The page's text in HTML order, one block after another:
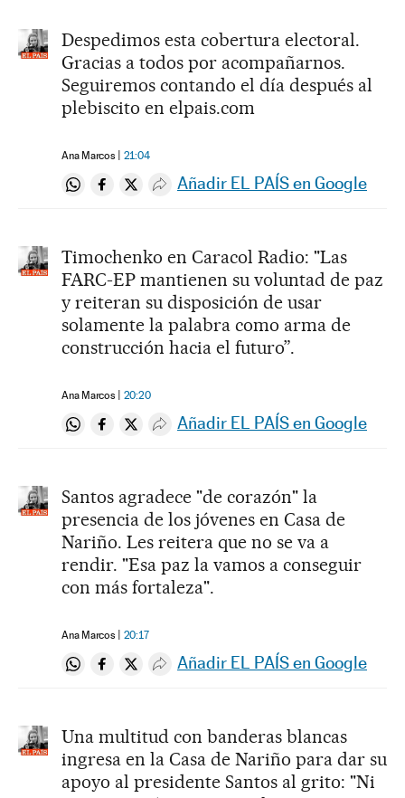
Despedimos esta cobertura electoral.
Gracias a todos por acompañarnos.
Seguiremos contando el día después al
plebiscito en elpais.com
Ana Marcos 21:04
Compartir en Whatsapp
Compartir en Facebook
Compartir en Twitter
Desplegar Redes Sociales
Añadir EL PAÍS en Google
Timochenko en Caracol Radio: "Las
FARC-EP mantienen su voluntad de paz
y reiteran su disposición de usar
solamente la palabra como arma de
construcción hacia el futuro”.
Ana Marcos 20:20
Compartir en Whatsapp
Compartir en Facebook
Compartir en Twitter
Desplegar Redes Sociales
Añadir EL PAÍS en Google
Santos agradece "de corazón" la
presencia de los jóvenes en Casa de
Nariño. Les reitera que no se va a
rendir. "Esa paz la vamos a conseguir
con más fortaleza".
Ana Marcos 20:17
Compartir en Whatsapp
Compartir en Facebook
Compartir en Twitter
Desplegar Redes Sociales
Añadir EL PAÍS en Google
Una multitud con banderas blancas
ingresa en la Casa de Nariño para dar su
apoyo al presidente Santos al grito: "Ni